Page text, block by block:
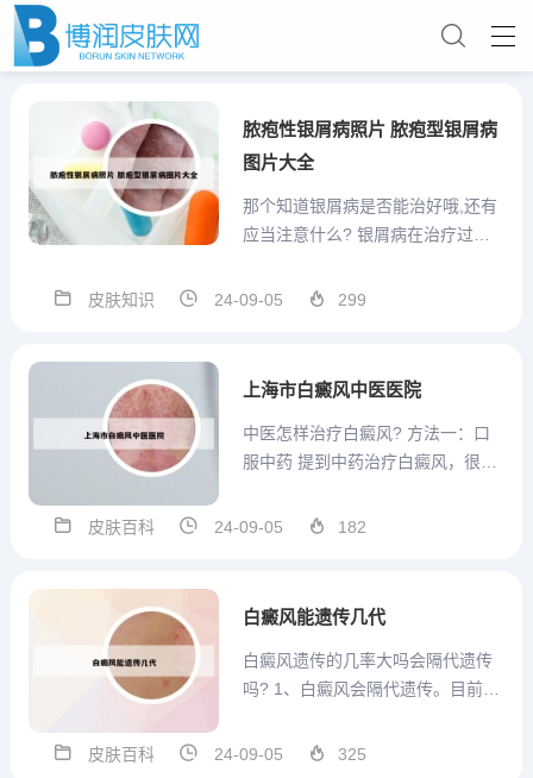
脓疱性银屑病照片 脓疱型银屑病
图片大全
那个知道银屑病是否能治好哦,还有
应当注意什么? 银屑病在治疗过程
的治疗是“三分治疗、七分防护”。三
现形式的不同，采取适当的治疗措
皮肤知识 24-09-05 299
上海市白癜风中医医院
中医怎样治疗白癜风? 方法一：口
服中药 提到中药治疗白癜风，很多
药治疗白癜风已经有很长时间的记
患者的具体病情，让医生选择合适
皮肤百科 24-09-05 182
白癜风能遗传几代
白癜风遗传的几率大吗会隔代遗传
吗? 1、白癜风会隔代遗传。目前研
皮肤疾病，常染色体显性遗传或者
皮肤百科 24-09-05 325